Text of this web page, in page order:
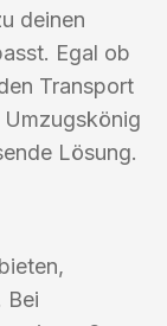
deinen
Egal ob
Transport
Lösung.
Bei